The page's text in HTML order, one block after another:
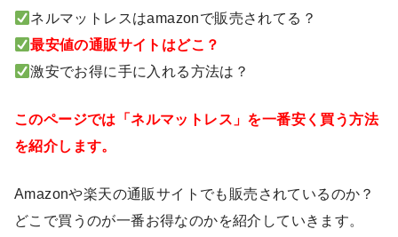
ネルマットレスはamazonで販売されてる？
最安値の通販サイトはどこ？
激安でお得に手に入れる方法は？
このページでは「ネルマットレス」を一番安く買う方法
を紹介します。
Amazonや楽天の通販サイトでも販売されているのか？
どこで買うのが一番お得なのかを紹介していきます。